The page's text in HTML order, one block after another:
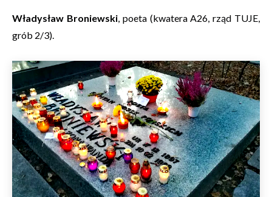
Władysław Broniewski, poeta (kwatera A26, rząd TUJE,
grób 2/3).